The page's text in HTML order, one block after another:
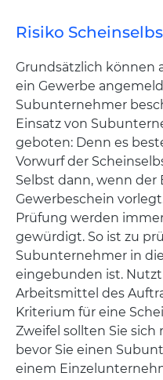
Risiko
Grundsätzlich können
ein Gewerbe
Subunternehmer
Einsatz von
geboten: Denn es
Vorwurf der
Selbst dann, wenn
Gewerbeschein
Prüfung werden
gewürdigt. So ist zu
Subunternehmer in
eingebunden ist.
Arbeitsmittel des
Kriterium für eine
Zweifel sollten Sie sich
bevor Sie einen
einem